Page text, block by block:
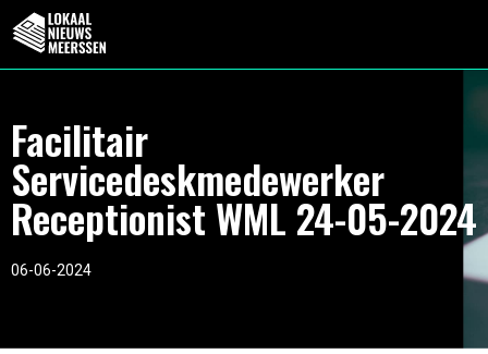
Facilitair
Servicedeskmedewerker
Receptionist WML 24-05-2024
06-06-2024